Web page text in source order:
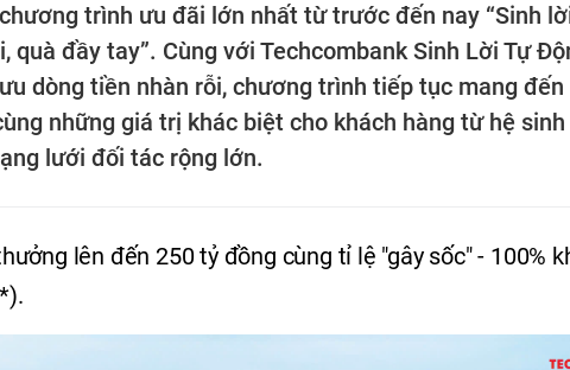
trình ưu đãi lớn nhất từ trước đến nay “Sinh
quà đầy tay”. Cùng với Techcombank Sinh Lời Tự
dòng tiền nhàn rỗi, chương trình tiếp tục mang
những giá trị khác biệt cho khách hàng từ hệ
lưới đối tác rộng lớn.
lên đến 250 tỷ đồng cùng tỉ lệ "gây sốc" - 100%